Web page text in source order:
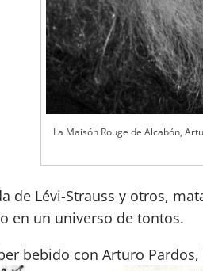
La Maisón Rouge de Alcabón,
de Lévi-Strauss y otros,
en un universo de tontos.
bebido con Arturo